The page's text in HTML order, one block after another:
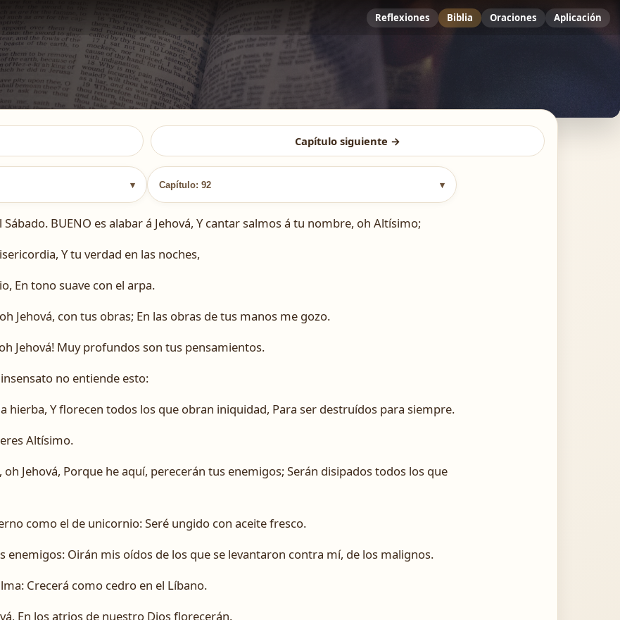
Reflexiones Biblia Oraciones Aplicación
Capítulo siguiente →
▾ Capítulo: 92 ▾
BUENO es alabar á Jehová, Y cantar salmos á tu nombre, oh Altísimo;
Y tu verdad en las noches,
En tono suave con el arpa.
Jehová, con tus obras; En las obras de tus manos me gozo.
Jehová! Muy profundos son tus pensamientos.
no entiende esto:
hierba, Y florecen todos los que obran iniquidad, Para ser destruídos para siempre.
Altísimo.
Jehová, Porque he aquí, perecerán tus enemigos; Serán disipados todos los que
como el de unicornio: Seré ungido con aceite fresco.
enemigos: Oirán mis oídos de los que se levantaron contra mí, de los malignos.
Crecerá como cedro en el Líbano.
En los atrios de nuestro Dios florecerán.